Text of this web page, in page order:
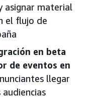
asignar material
el flujo de
en beta
de eventos en
llegar